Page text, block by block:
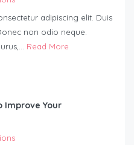
adipiscing elit. Duis
non odio neque.
Read More
Improve Your